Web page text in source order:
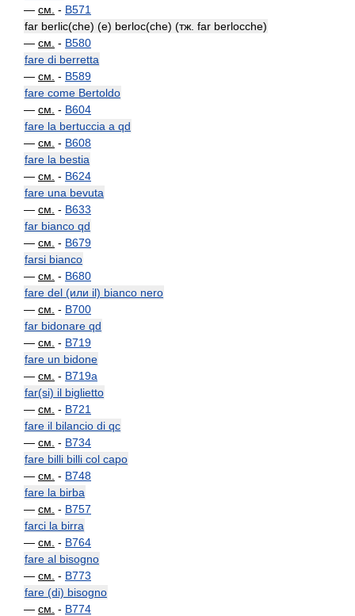
— см. - B571
far berlic(che) (e) berloc(che) (тж. far berlocche)
— см. - B580
fare di berretta
— см. - B589
fare come Bertoldo
— см. - B604
fare la bertuccia a qd
— см. - B608
fare la bestia
— см. - B624
fare una bevuta
— см. - B633
far bianco qd
— см. - B679
farsi bianco
— см. - B680
fare del (или il) bianco nero
— см. - B700
far bidonare qd
— см. - B719
fare un bidone
— см. - B719a
far(si) il biglietto
— см. - B721
fare il bilancio di qc
— см. - B734
fare billi billi col capo
— см. - B748
fare la birba
— см. - B757
farci la birra
— см. - B764
fare al bisogno
— см. - B773
fare (di) bisogno
— см. - B774